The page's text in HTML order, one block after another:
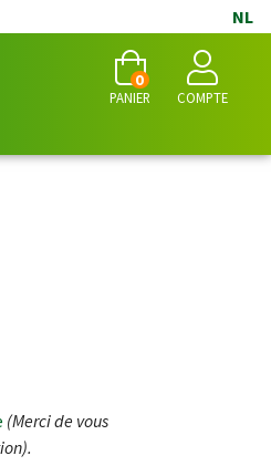
NL
PANIER
0
COMPTE
(Merci de vous